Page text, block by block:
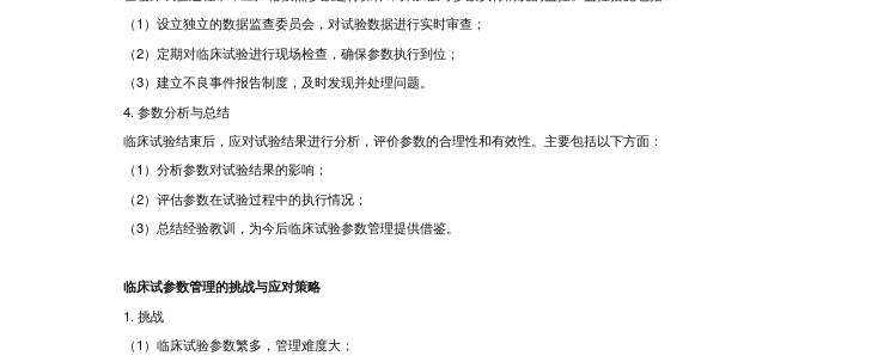
（1）设立独立的数据监查委员会，对试验数据进行实时审查；
（2）定期对临床试验进行现场检查，确保参数执行到位；
（3）建立不良事件报告制度，及时发现并处理问题。
4. 参数分析与总结
临床试验结束后，应对试验结果进行分析，评价参数的合理性和有效性。主要包括以下方面：
（1）分析参数对试验结果的影响；
（2）评估参数在试验过程中的执行情况；
（3）总结经验教训，为今后临床试验参数管理提供借鉴。
临床试参数管理的挑战与应对策略
1. 挑战
（1）临床试验参数繁多，管理难度大；